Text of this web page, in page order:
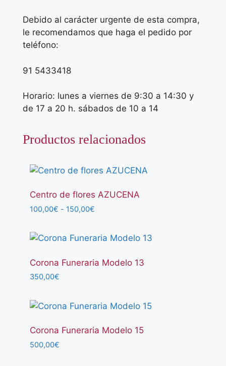
Debido al carácter urgente de esta compra,
le recomendamos que haga el pedido por
teléfono:
91 5433418
Horario: lunes a viernes de 9:30 a 14:30 y
de 17 a 20 h. sábados de 10 a 14
Productos relacionados
Centro de flores AZUCENA
100,00€ - 150,00€Rango
desde
hasta
Corona Funeraria Modelo 13
350,00€
Corona Funeraria Modelo 15
500,00€